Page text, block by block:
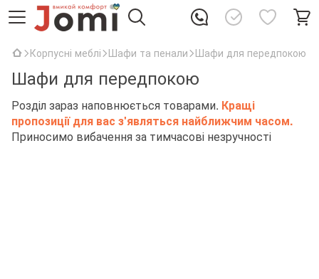
Корпусні меблі Шафи та пенали Шафи для передпокою
Шафи для передпокою
Розділ зараз наповнюється товарами. Кращі
пропозиції для вас з'являться найближчим часом.
Приносимо вибачення за тимчасові незручності